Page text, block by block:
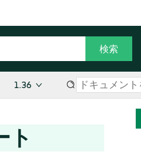
1.36
ト